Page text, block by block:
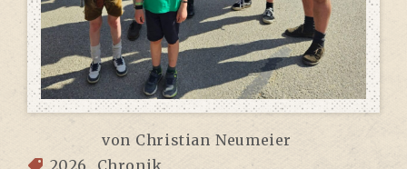
von Christian Neumeier
2026
Chronik